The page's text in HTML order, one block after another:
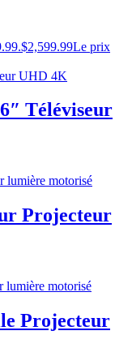
$2,599.99Le prix
Téléviseur
Projecteur
Projecteur